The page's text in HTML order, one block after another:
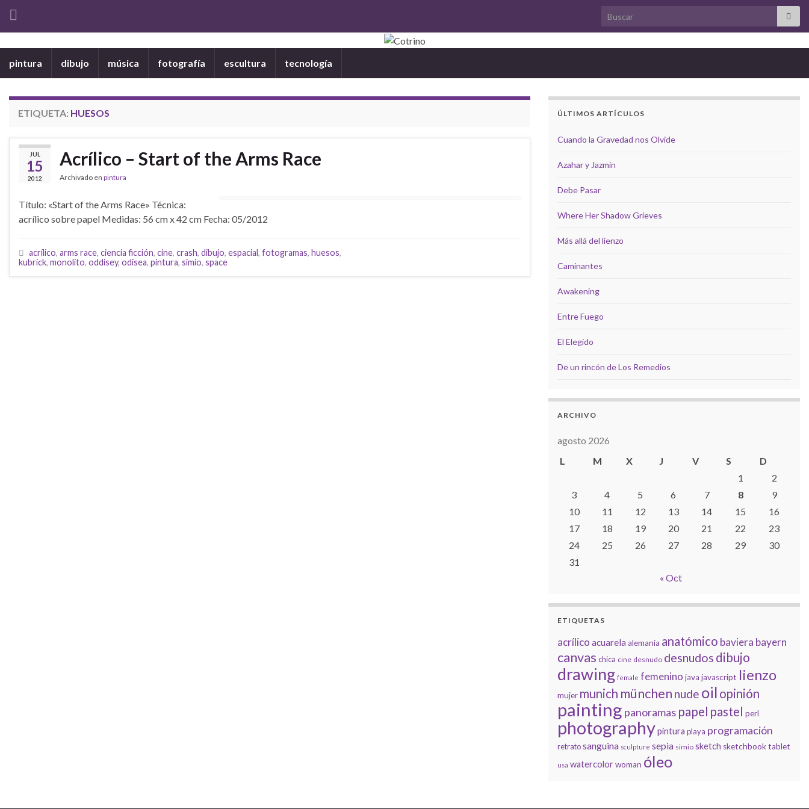
Search for:
pintura dibujo música fotografía escultura tecnología
ETIQUETA: HUESOS
JUL
15
2012
Acrílico – Start of the Arms Race
Archivado en pintura
Título: «Start of the Arms Race» Técnica:
acrílico sobre papel Medidas: 56 cm x 42 cm Fecha: 05/2012
acrílico, arms race, ciencia ficción, cine, crash, dibujo, espacial, fotogramas, huesos,
kubrick, monolito, oddisey, odisea, pintura, simio, space
ÚLTIMOS ARTÍCULOS
Cuando la Gravedad nos Olvide
Azahar y Jazmín
Debe Pasar
Where Her Shadow Grieves
Más allá del lienzo
Caminantes
Awakening
Entre Fuego
El Elegido
De un rincón de Los Remedios
ARCHIVO
agosto 2026
L
M X J V S
D
1
2
3
4 5 6 7 8
9
10
11 12 13 14 15
16
17
18 19 20 21 22
23
24
25 26 27 28 29
30
31
« Oct
ETIQUETAS
acrílico acuarela alemania anatómico baviera bayern
canvas chica cine desnudo desnudos dibujo
drawing female femenino java javascript lienzo
mujer munich münchen nude oil opinión
painting panoramas papel pastel perl
photographypintura playa programación
retratosanguina sculpture sepia simio sketch sketchbooktablet
usa watercolorwoman óleo